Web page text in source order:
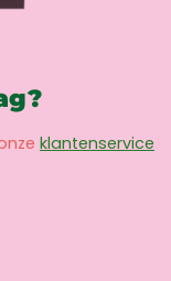
klantenservice